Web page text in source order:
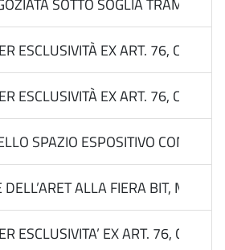
ESCLUSIVITÀ EX ART. 76,
ESCLUSIVITÀ EX ART. 76,
SPAZIO ESPOSITIVO CON
DELL’ARET ALLA FIERA BIT,
ESCLUSIVITA’ EX ART. 76,